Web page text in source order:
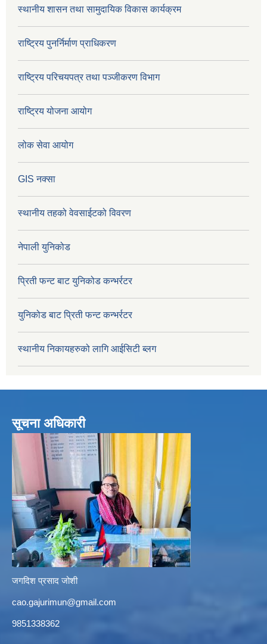
स्थानीय शासन तथा सामुदायिक विकास कार्यक्रम
राष्ट्रिय पुनर्निर्माण प्राधिकरण
राष्ट्रिय परिचयपत्र तथा पञ्जीकरण विभाग
राष्ट्रिय योजना आयोग
लोक सेवा आयोग
GIS नक्सा
स्थानीय तहको वेवसाईटको विवरण
नेपाली युनिकोड
प्रिती फन्ट बाट युनिकोड कन्भर्रटर
युनिकोड बाट प्रिती फन्ट कन्भर्रटर
स्थानीय निकायहरुको लागि आईसिटी ब्लग
सूचना अधिकारी
जगदिश प्रसाद जोशी
cao.gajurimun@gmail.com
9851338362